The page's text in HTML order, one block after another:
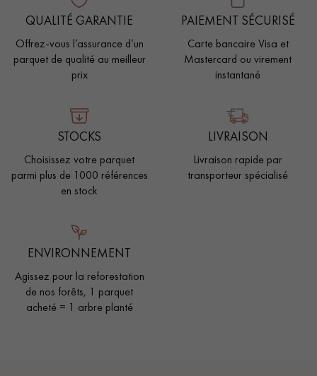
QUALITÉ GARANTIE
Offrez-vous l’assurance d’un
parquet de qualité au meilleur
prix
PAIEMENT SÉCURISÉ
Carte bancaire Visa et
Mastercard ou virement
instantané
STOCKS
Choisissez votre parquet
parmi plus de 1000 références
en stock
LIVRAISON
Livraison rapide par
transporteur spécialisé
ENVIRONNEMENT
Agissez pour la reforestation
de nos forêts, 1 parquet
acheté = 1 arbre planté